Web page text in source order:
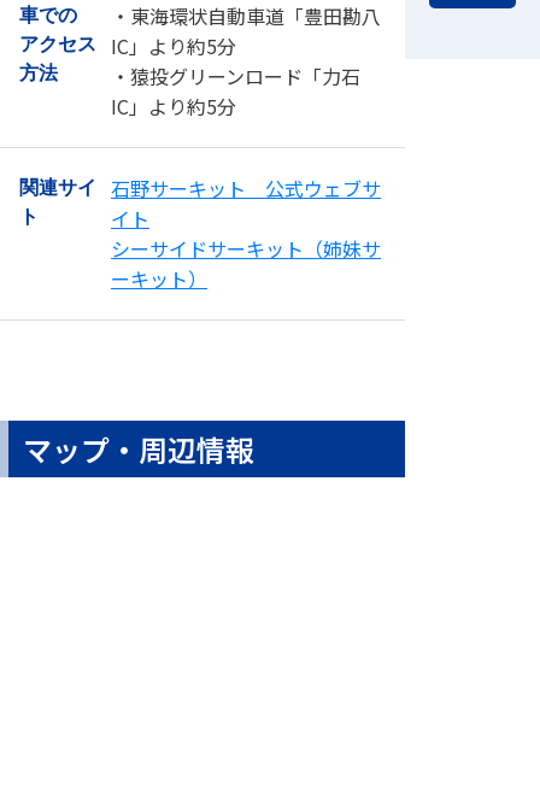
車での
アクセス
方法
・東海環状自動車道「豊田勘八
IC」より約5分
・猿投グリーンロード「力石
IC」より約5分
関連サイ
ト
石野サーキット 公式ウェブサ
イト
シーサイドサーキット（姉妹サ
ーキット）
マップ・周辺情報